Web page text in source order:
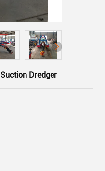
Suction Dredger